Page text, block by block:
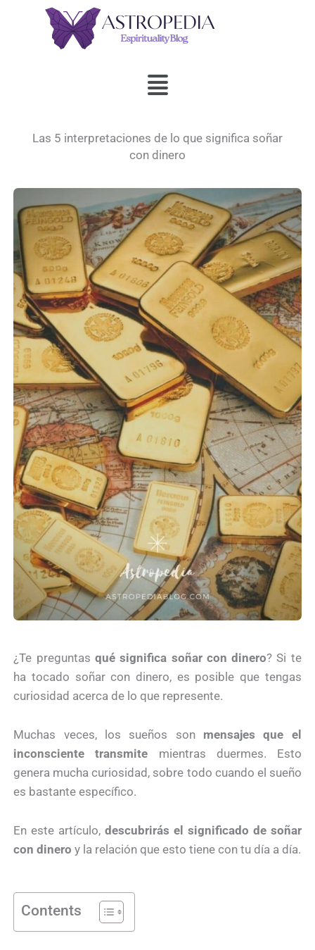
Menú
Las 5 interpretaciones de lo que significa soñar
con dinero
¿Te preguntas qué significa soñar con dinero? Si te
ha tocado soñar con dinero, es posible que tengas
curiosidad acerca de lo que represente.
Muchas veces, los sueños son mensajes que el
inconsciente transmite mientras duermes. Esto
genera mucha curiosidad, sobre todo cuando el sueño
es bastante específico.
En este artículo,descubrirás el significado de soñar
con dinero y la relación que esto tiene con tu día a día.
Contents